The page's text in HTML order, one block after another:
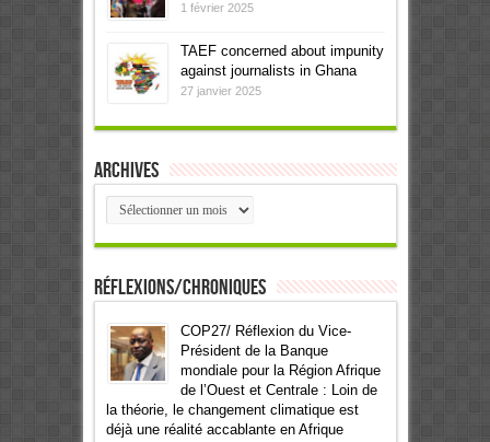
1 février 2025
TAEF concerned about impunity
against journalists in Ghana
27 janvier 2025
Archives
Archives
Réflexions/Chroniques
COP27/ Réflexion du Vice-
Président de la Banque
mondiale pour la Région Afrique
de l’Ouest et Centrale : Loin de
la théorie, le changement climatique est
déjà une réalité accablante en Afrique